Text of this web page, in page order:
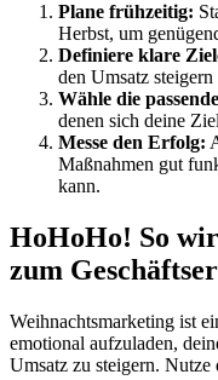
Plane frühzeitig:
Herbst, um
Definiere klare
den Umsatz
Wähle die
denen sich deine
Messe den Erfolg:
Maßnahmen gut
kann.
HoHoHo! So
zum
Weihnachtsmarketing ist
emotional aufzuladen,
Umsatz zu steigern.